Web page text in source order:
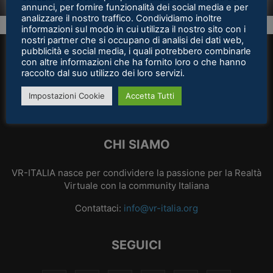
PUBBLICAZIONI RECENSIONI SAMSUNG SENZA CATEGORIA
SOCIAL SOCIAL NETWORK SPECIALI SPONSORIZZATO
STAMPA 3D STARVR STEAM STEAMVR SVILUPPO
TECNOLOGIA VALVE VISION PRO VISORI VR VIVE VR-ITALIA
CHI SIAMO
VR-ITALIA nasce per condividere la passione per la Realtà
Virtuale con la community Italiana
Contattaci: info@vr-italia.org
SEGUICI
annunci, per fornire funzionalità dei social media e per
analizzare il nostro traffico. Condividiamo inoltre
informazioni sul modo in cui utilizza il nostro sito con i
nostri partner che si occupano di analisi dei dati web,
pubblicità e social media, i quali potrebbero combinarle
con altre informazioni che ha fornito loro o che hanno
raccolto dal suo utilizzo dei loro servizi.
Impostazioni Cookie Accetta Tutti